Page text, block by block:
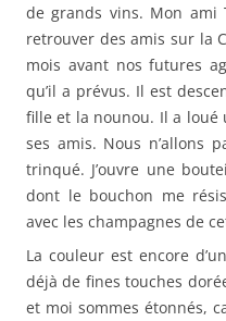
de grands vins. Mon ami
retrouver des amis sur la
mois avant nos futures
qu’il a prévus. Il est
fille et la nounou. Il a loué
ses amis. Nous n’allons
trinqué. J’ouvre une
dont le bouchon me
avec les champagnes de
La couleur est encore
déjà de fines touches
et moi sommes étonnés,